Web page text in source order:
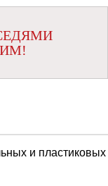
и пластиковых